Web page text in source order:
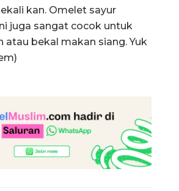
kan. Omelet sayur
juga sangat cocok untuk
atau bekal makan siang. Yuk